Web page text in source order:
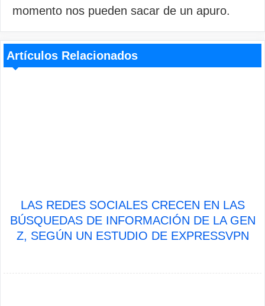
momento nos pueden sacar de un apuro.
Artículos Relacionados
LAS REDES SOCIALES CRECEN EN LAS
BÚSQUEDAS DE INFORMACIÓN DE LA GEN
Z, SEGÚN UN ESTUDIO DE EXPRESSVPN